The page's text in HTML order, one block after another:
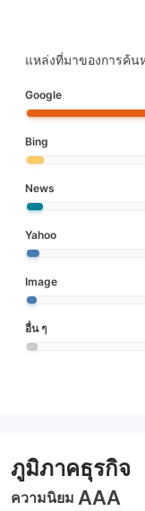
แหล่งที่มาของการค้น
Google
Bing
News
Yahoo
Image
อื่น ๆ
ภูมิภาคธุรกิจ
ความนิยม AAA